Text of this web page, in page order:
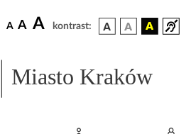
A A A kontrast:
Miasto Kraków